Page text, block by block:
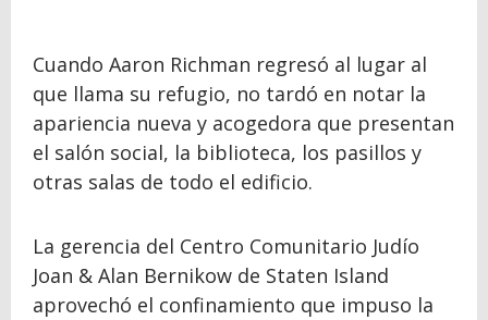
Cuando Aaron Richman regresó al lugar al
que llama su refugio, no tardó en notar la
apariencia nueva y acogedora que presentan
el salón social, la biblioteca, los pasillos y
otras salas de todo el edificio.
La gerencia del Centro Comunitario Judío
Joan & Alan Bernikow de Staten Island
aprovechó el confinamiento que impuso la